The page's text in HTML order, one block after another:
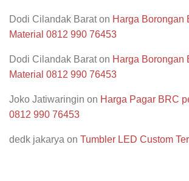
Dodi Cilandak Baraton Harga Borongan
Material 0812 990 76453
Dodi Cilandak Baraton Harga Borongan
Material 0812 990 76453
Joko Jatiwaringin on Harga Pagar BRC
0812 990 76453
dedk jakarya on Tumbler LED Custom